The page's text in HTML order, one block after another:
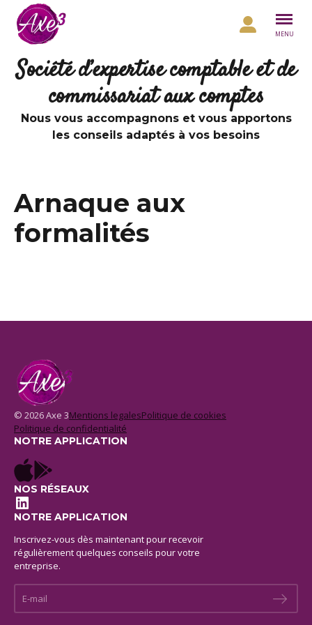
Aller au contenu
MENU
Société d’expertise comptable et de
commissariat aux comptes
Nous vous accompagnons et vous apportons
les conseils adaptés à vos besoins
Arnaque aux
formalités
© 2026 Axe 3Mentions legalesPolitique de cookies
Politique de confidentialité
NOTRE APPLICATION
NOS RÉSEAUX
LinkedIn
NOTRE APPLICATION
Inscrivez-vous dès maintenant pour recevoir
régulièrement quelques conseils pour votre
entreprise.